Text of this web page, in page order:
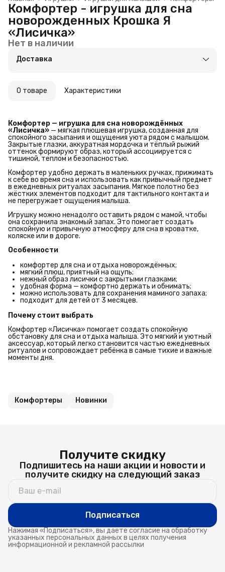
Комфортер - игрушка для сна
новорожденных Крошка Я
«Лисичка»
Нет в наличии
Доставка
О товаре Характеристики
Комфортер — игрушка для сна новорождённых
«Лисичка» — мягкая плюшевая игрушка, созданная для
спокойного засыпания и ощущения уюта рядом с малышом.
Закрытые глазки, аккуратная мордочка и тёплый рыжий
оттенок формируют образ, который ассоциируется с
тишиной, теплом и безопасностью.
Комфортер удобно держать в маленьких ручках, прижимать
к себе во время сна и использовать как привычный предмет
в ежедневных ритуалах засыпания. Мягкое полотно без
жёстких элементов подходит для тактильного контакта и
не перегружает ощущения малыша.
Игрушку можно ненадолго оставить рядом с мамой, чтобы
она сохранила знакомый запах. Это помогает создать
спокойную и привычную атмосферу для сна в кроватке,
коляске или в дороге.
Особенности
комфортер для сна и отдыха новорождённых;
мягкий плюш, приятный на ощупь;
нежный образ лисички с закрытыми глазками;
удобная форма — комфортно держать и обнимать;
можно использовать для сохранения маминого запаха;
подходит для детей от 3 месяцев.
Почему стоит выбрать
Комфортер «Лисичка» помогает создать спокойную
обстановку для сна и отдыха малыша. Это мягкий и уютный
аксессуар, который легко становится частью ежедневных
ритуалов и сопровождает ребёнка в самые тихие и важные
моменты дня.
Комфортеры Новинки
Получите скидку
Подпишитесь на наши акции и новости и
получите скидку на следующий заказ
Подписаться
Нажимая «Подписаться», вы даете согласие на обработку
указанных персональных данных в целях получения
информационной и рекламной рассылки